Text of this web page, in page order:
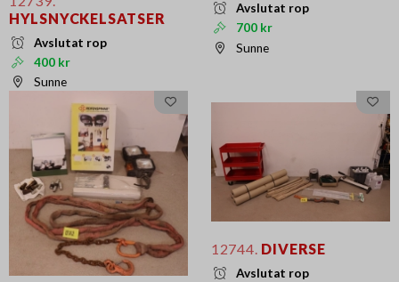
HYLSNYCKELSATSER
Avslutat rop
400 kr
Sunne
Avslutat rop
700 kr
Sunne
12744. DIVERSE
Avslutat rop